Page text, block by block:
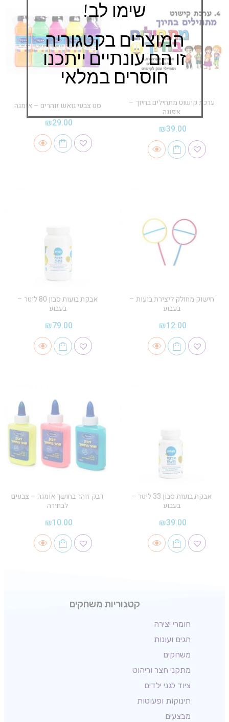
ערכת קישוט מתחילים בחיוך –
אפונה
₪39.00
סט צבעי גואש זוהרים – אומגה
₪29.00
חישוק מחולק ליצירת בועות –
בעבוע
₪12.00
אבקת בועות סבון 80 ליטר –
בעבוע
₪79.00
אבקת בועות סבון 33 ליטר –
בעבוע
₪39.00
דבק זוהר בחושך אומגה – צבעים
לבחירה
₪10.00
קטגוריות משחקים
חומרי יצירה
חגים ועונות
משחקים
מתקני חצר וריהוט
ציוד לגני ילדים
תינוקות ופעוטות
מבצעים
שימו לב!
המוצרים בקטגוריה
זו הם עונתיים ייתכנו
חוסרים במלאי